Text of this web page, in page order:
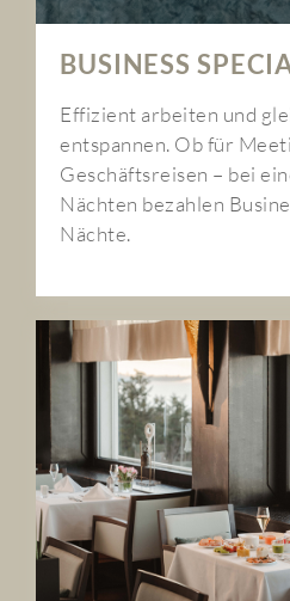
BUSINESS
Effizient arbeiten und
entspannen. Ob für
Geschäftsreisen – bei
Nächten bezahlen
Nächte.